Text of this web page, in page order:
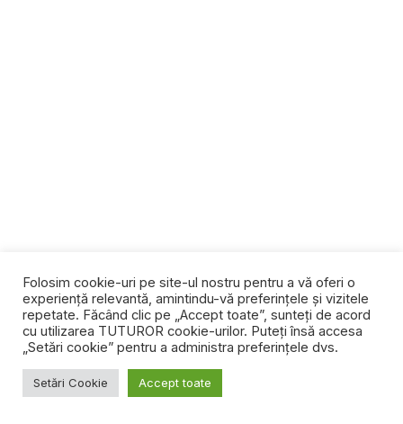
Folosim cookie-uri pe site-ul nostru pentru a vă oferi o
experiență relevantă, amintindu-vă preferințele și vizitele
repetate. Făcând clic pe „Accept toate”, sunteți de acord
cu utilizarea TUTUROR cookie-urilor. Puteți însă accesa
„Setări cookie” pentru a administra preferințele dvs.
Setări Cookie Accept toate